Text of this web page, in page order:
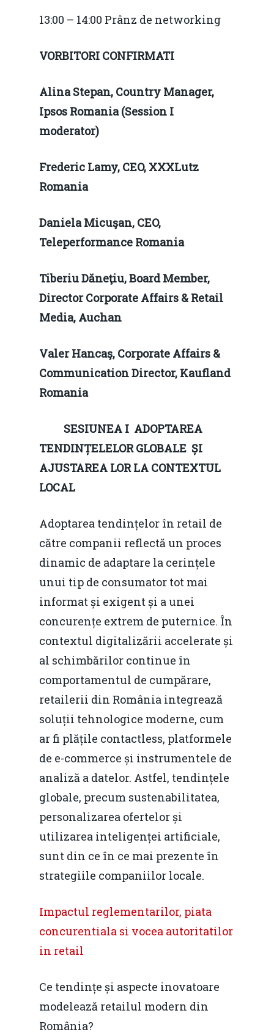
13:00 – 14:00 Prânz de networking
VORBITORI CONFIRMATI
Alina Stepan, Country Manager,
Ipsos Romania (Session I
moderator)
Frederic Lamy, CEO, XXXLutz
Romania
Daniela Micuşan, CEO,
Teleperformance Romania
Tiberiu Dăneţiu,Board Member,
Director Corporate Affairs & Retail
Media, Auchan
Valer Hancaş, Corporate Affairs &
Communication Director, Kaufland
Romania
SESIUNEA I ADOPTAREA
TENDINȚELELOR GLOBALE ȘI
AJUSTAREA LOR LA CONTEXTUL
LOCAL
Adoptarea tendințelor în retail de
către companii reflectă un proces
dinamic de adaptare la cerințele
unui tip de consumator tot mai
informat și exigent și a unei
concurențe extrem de puternice. În
contextul digitalizării accelerate și
al schimbărilor continue în
comportamentul de cumpărare,
retailerii din România integrează
soluții tehnologice moderne, cum
ar fi plățile contactless, platformele
de e-commerce și instrumentele de
analiză a datelor. Astfel, tendințele
globale, precum sustenabilitatea,
personalizarea ofertelor și
utilizarea inteligenței artificiale,
sunt din ce în ce mai prezente în
strategiile companiilor locale.
Impactul reglementarilor, piata
concurentiala si vocea autoritatilor
in retail
Ce tendințe și aspecte inovatoare
modelează retailul modern din
România?
Home
Noutăți
Despre
Evenimente
Foto
România – orizont
resurselor naturale
Marea Neagră în Noua
economie
EM360 Talk
Contact